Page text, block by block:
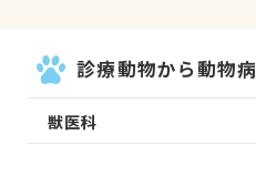
診療動物から動物
獣医科